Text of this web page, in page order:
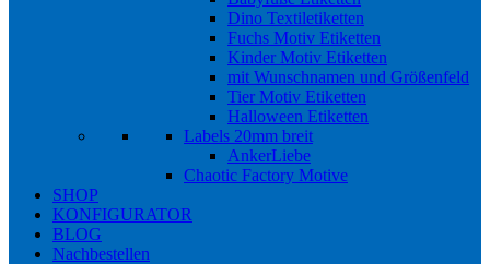
Dino Textiletiketten
Fuchs Motiv Etiketten
Kinder Motiv Etiketten
mit Wunschnamen und Größenfeld
Tier Motiv Etiketten
Halloween Etiketten
Labels 20mm breit
AnkerLiebe
Chaotic Factory Motive
SHOP
KONFIGURATOR
BLOG
Nachbestellen